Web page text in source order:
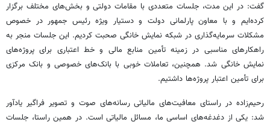
گفت: در این مدت، جلسات متعددی با مقامات دولتی و بخش‌های مختلف برگزار
کرده‌ایم و با معاون پارلمانی دولت و دستیار ویژه رئیس جمهور در خصوص
مشکلات سرمایه‌گذاری در شبکه نمایش خانگی صحبت کردیم. این جلسات منجر به
راهکارهای مناسبی در زمینه تأمین منابع مالی و خط اعتباری برای پروژه‌های
نمایش خانگی شد. همچنین، تعاملات خوبی با بانک‌های خصوصی و بانک مرکزی
برای تأمین اعتبار پروژه‌ها داشتیم.
رحیم‌زاده در راستای معافیت‌های مالیاتی رسانه‌های صوت و تصویر فراگیر یادآور
شد: یکی از دغدغه‌های اساسی ما، مسائل مالیاتی است. در همین راستا، جلسات